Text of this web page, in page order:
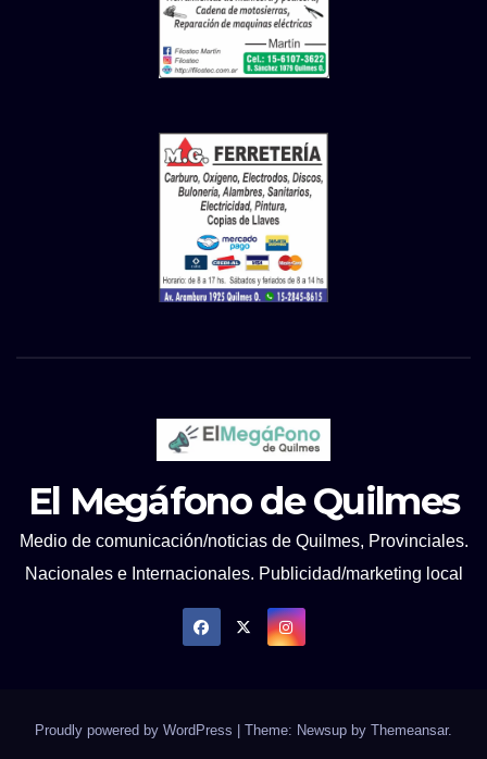
El Megáfono de Quilmes
Medio de comunicación/noticias de Quilmes, Provinciales.
Nacionales e Internacionales. Publicidad/marketing local
Proudly powered by WordPress Theme: Newsup by Themeansar.